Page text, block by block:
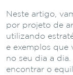
Neste artigo,
por projeto de
utilizando
e exemplos que
no seu dia a
encontrar o